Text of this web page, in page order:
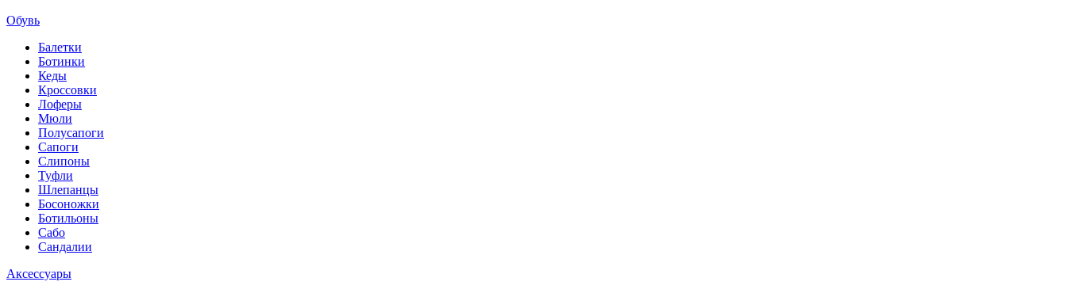
Обувь
Балетки
Ботинки
Кеды
Кроссовки
Лоферы
Мюли
Полусапоги
Сапоги
Слипоны
Туфли
Шлепанцы
Босоножки
Ботильоны
Сабо
Сандалии
Аксессуары